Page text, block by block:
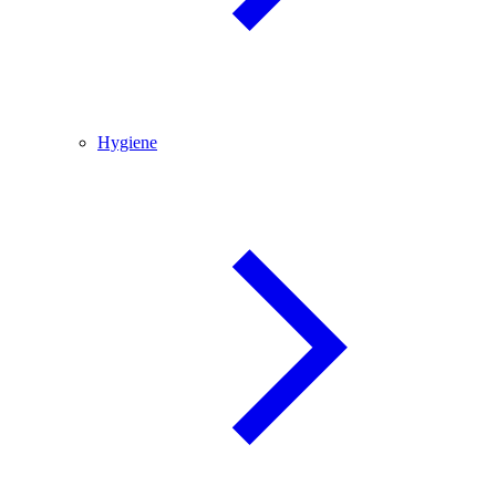
Hygiene